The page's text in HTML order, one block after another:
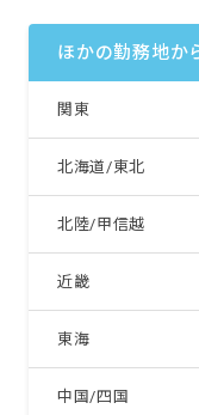
※
ほかの勤務地か
関東
北海道/東北
北陸/甲信越
近畿
東海
中国/四国